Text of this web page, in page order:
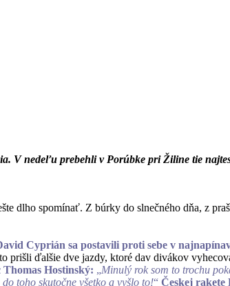
V nedeľu prebehli v Porúbke pri Žiline tie
dlho spomínať. Z búrky do slnečného dňa, z
Cyprián sa postavili proti sebe v
prišli ďalšie dve jazdy, ktoré dav divákov
Hostinský: „Minulý rok som to trochu
toho skutočne všetko a vyšlo to!“ Českej rakete